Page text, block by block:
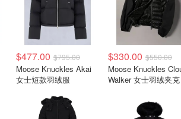
$477.00 $795.00
Moose Knuckles Akai
女士短款羽绒服
$330.00 $550.00
Moose Knuckles
Walker 女士羽绒夹克